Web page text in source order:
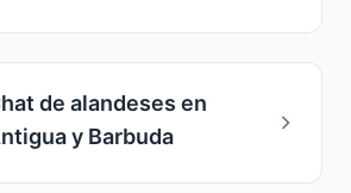
de alandeses en
y Barbuda